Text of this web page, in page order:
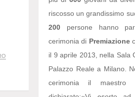
riscosso un grandissimo
200 persone hanno
cerimonia di Premiazione
il 9 aprile 2013, nella Sala
Palazzo Reale a Milano.
cerimonia il maestro